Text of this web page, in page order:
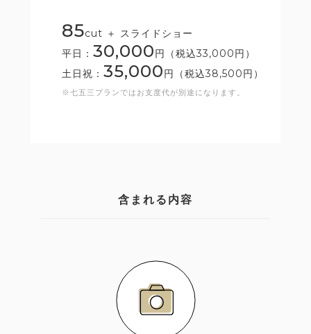
85cut ＋ スライドショー
平日： 30,000円（税込33,000円）
土日祝： 35,000円（税込38,500円）
※七五三プランではお支度代が別途になります。
含まれる内容